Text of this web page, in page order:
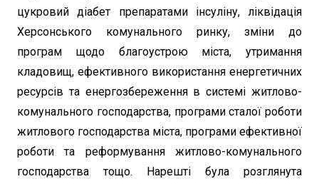
цукровий діабет препаратами інсуліну, ліквідація
Херсонського комунального ринку, зміни до
програм щодо благоустрою міста, утримання
кладовищ, ефективного використання енергетичних
ресурсів та енергозбереження в системі житлово-
комунального господарства, програми сталої роботи
житлового господарства міста, програми ефективної
роботи та реформування житлово-комунального
господарства тощо. Нарешті була розглянута